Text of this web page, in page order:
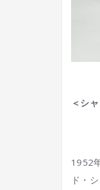
＜シ
1952
ド・